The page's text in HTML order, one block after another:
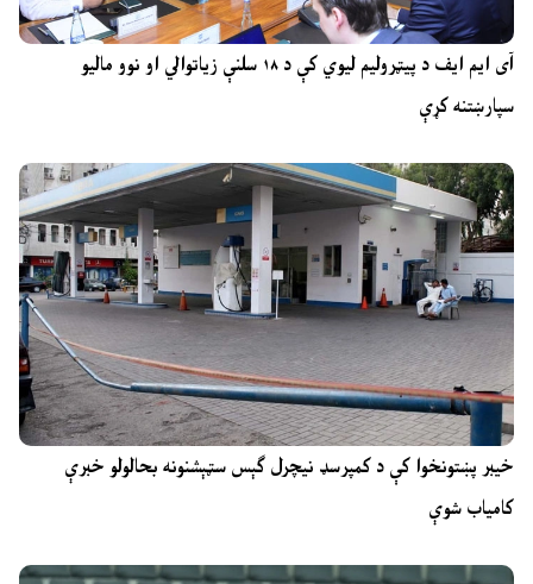
آی ایم ایف د پیټرولیم لیوي کې د ۱۸ سلنې زیاتوالي او نوو مالیو
سپارښتنه کړې
خیبر پښتونخوا کې د کمپرسډ نیچرل ګېس سټېشنونه بحالولو خبرې
کامیاب شوې